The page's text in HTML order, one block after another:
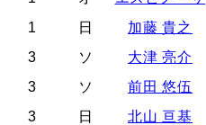
1
日 加藤 貴之
3
ソ 大津 亮介
3
ソ 前田 悠伍
3
日 北山 亘基